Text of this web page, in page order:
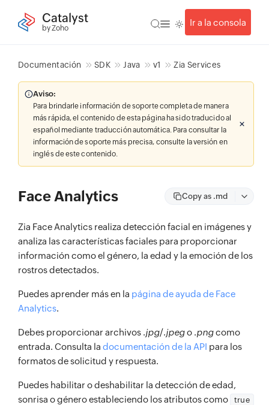
Catalyst
by Zoho
Ir a la consola
Documentación SDK Java v1 Zia Services
Aviso:
Para brindarle información de soporte completa de manera
más rápida, el contenido de esta página ha sido traducido al
español mediante traducción automática. Para consultar la
información de soporte más precisa, consulte la versión en
inglés de este contenido.
Face Analytics Copy as .md
Zia Face Analytics realiza detección facial en imágenes y
analiza las características faciales para proporcionar
información como el género, la edad y la emoción de los
rostros detectados.
Puedes aprender más en la página de ayuda de Face
Analytics.
Debes proporcionar archivos .jpg/.jpego .pngcomo
entrada. Consulta la documentación de la API para los
formatos de solicitud y respuesta.
Puedes habilitar o deshabilitar la detección de edad,
sonrisa o género estableciendo los atributos como
true